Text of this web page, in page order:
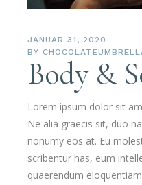
JANUAR 31, 2020
BY
Body &
Lorem ipsum dolor sit
Ne alia graecis sit, duo
nonumy eos at. Eu
scribentur has, eum
quaerendum